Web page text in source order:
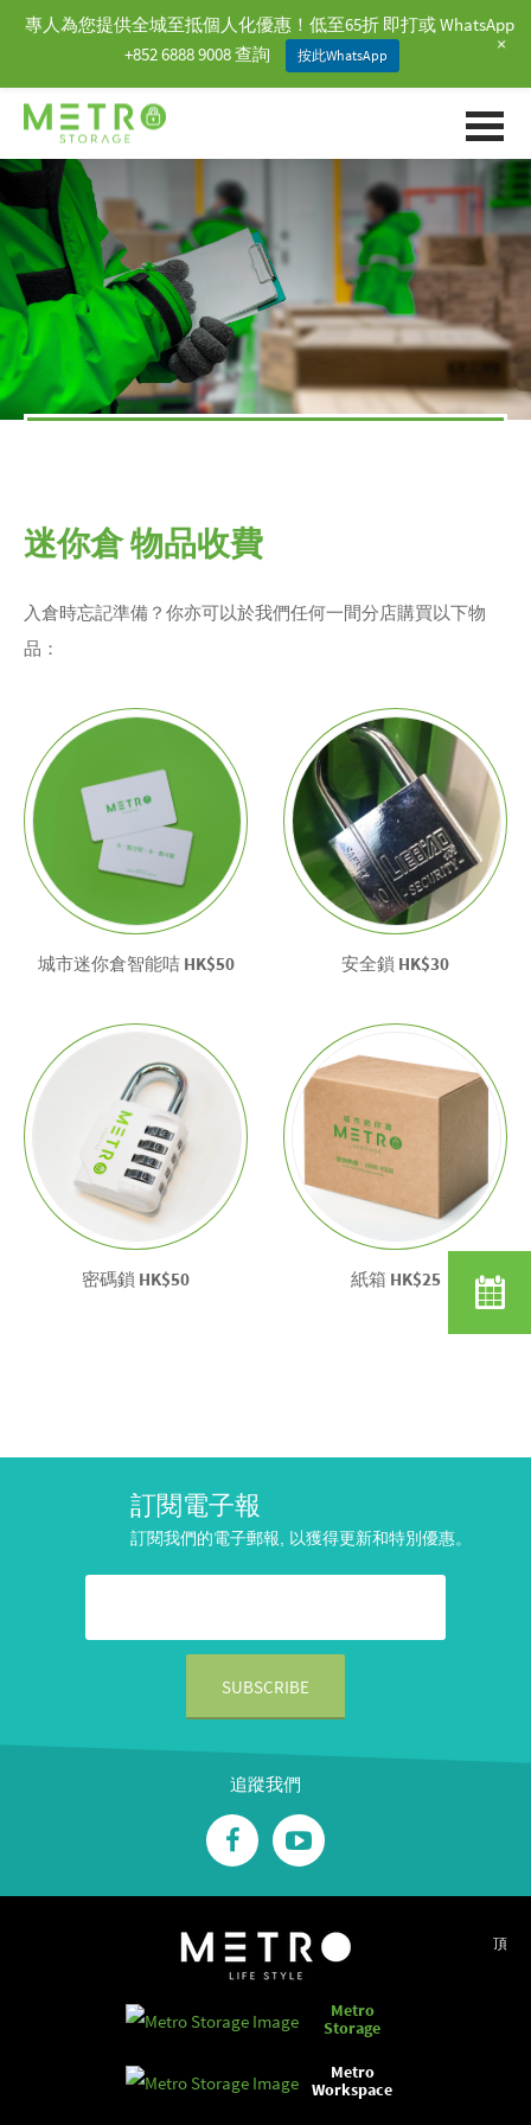
迷你倉 物品收費
入倉時忘記準備？你亦可以於我們任何一間分店購買以下物
品：
城市迷你倉智能咭 HK$50 安全鎖 HK$30
密碼鎖 HK$50 紙箱 HK$25
訂閱電子報
訂閱我們的電子郵報, 以獲得更新和特別優惠。
追蹤我們
Metro
Storage
Metro
Workspace
頂
專人為您提供全城至抵個人化優惠！低至65折 即打或 WhatsApp
+852 6888 9008 查詢
按此WhatsApp +